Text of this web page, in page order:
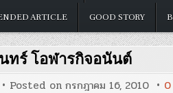
ARTICLE GOOD STORY
ทร์ โอฬารกิจอนันต์
Posted on กรกฎาคม 16, 2010